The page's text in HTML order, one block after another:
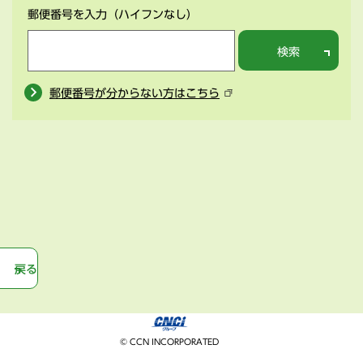
郵便番号を入力 （ハイフンなし）
検索
郵便番号が分からない方はこちら
戻る
© CCN INCORPORATED